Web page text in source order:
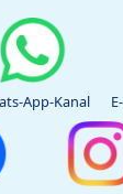
App-Kanal